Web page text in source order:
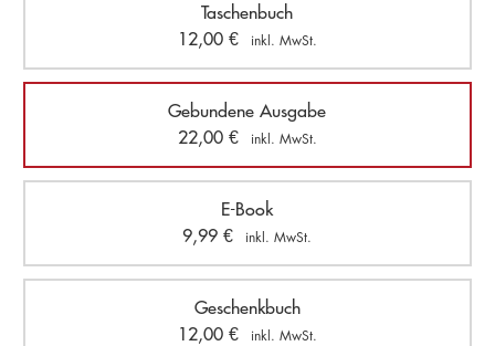
Taschenbuch
12,00 € inkl. MwSt.
Gebundene Ausgabe
22,00 € inkl. MwSt.
E-Book
9,99€ inkl. MwSt.
Geschenkbuch
12,00 € inkl. MwSt.